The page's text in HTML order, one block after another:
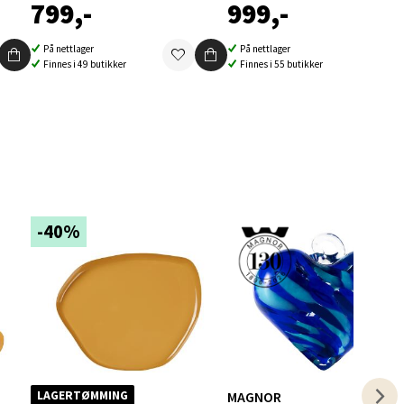
799,-
På nettlager
Finnes i 49 butikker
999,-
På nettlager
Finnes i 55 butikker
-40%
LAGERTØMMING MAGNOR